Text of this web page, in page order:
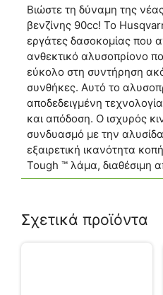
Βιώστε τη δύναμη της
βενζίνης 90cc! Το
εργάτες δασοκομίας που
ανθεκτικό αλυσοπρίονο
εύκολο στη συντήρηση
συνθήκες. Αυτό το
αποδεδειγμένη
και απόδοση. Ο ισχυρός
συνδυασμό με την
εξαιρετική ικανότητα
Tough ™ λάμα, διαθέσιμη
Σχετικά προϊόντα